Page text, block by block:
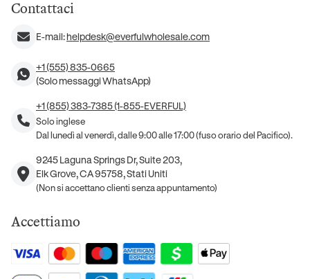
Contattaci
E-mail:helpdesk@everfulwholesale.com
+1 (555) 835-0665
(Solo messaggi WhatsApp)
+1 (855) 383-7385 (1-855-EVERFUL)
Solo inglese
Dal lunedì al venerdì, dalle 9:00 alle 17:00 (fuso orario del Pacifico).
9245 Laguna Springs Dr, Suite 203,
Elk Grove, CA 95758, Stati Uniti
(Non si accettano clienti senza appuntamento)
Accettiamo